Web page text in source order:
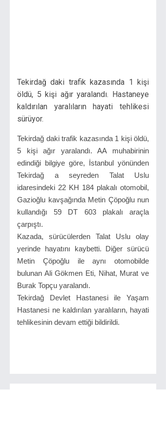
Tekirdağ daki trafik kazasında 1 kişi
öldü, 5 kişi ağır yaralandı. Hastaneye
kaldırılan yaralıların hayati tehlikesi
sürüyor.
Tekirdağ daki trafik kazasında 1 kişi öldü,
5 kişi ağır yaralandı. AA muhabirinin
edindiği bilgiye göre, İstanbul yönünden
Tekirdağ a seyreden Talat Uslu
idaresindeki 22 KH 184 plakalı otomobil,
Gazioğlu kavşağında Metin Çöpoğlu nun
kullandığı 59 DT 603 plakalı araçla
çarpıştı.
Kazada, sürücülerden Talat Uslu olay
yerinde hayatını kaybetti. Diğer sürücü
Metin Çöpoğlu ile aynı otomobilde
bulunan Ali Gökmen Eti, Nihat, Murat ve
Burak Topçu yaralandı.
Tekirdağ Devlet Hastanesi ile Yaşam
Hastanesi ne kaldırılan yaralıların, hayati
tehlikesinin devam ettiği bildirildi.